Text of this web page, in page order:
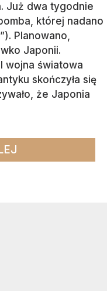
Już dwa tygodnie
której nadano
Planowano,
Japonii.
wojna światowa
skończyła się
że Japonia